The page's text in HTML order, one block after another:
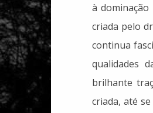
à
criada pelo
continua
qualidades
brilhante
criada, até